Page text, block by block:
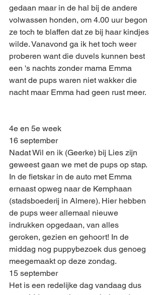
gedaan maar in de hal bij de andere
volwassen honden, om 4.00 uur begon
ze toch te blaffen dat ze bij haar kindjes
wilde. Vanavond ga ik het toch weer
proberen want die duvels kunnen best
een 's nachts zonder mama Emma
want de pups waren niet wakker die
nacht maar Emma had geen rust meer.
4e en 5e week
16 september
Nadat Wil en ik (Geerke) bij Lies zijn
geweest gaan we met de pups op stap.
In de fietskar in de auto met Emma
ernaast opweg naar de Kemphaan
(stadsboederij in Almere). Hier hebben
de pups weer allemaal nieuwe
indrukken opgedaan, van alles
geroken, gezien en gehoort! In de
middag nog puppybezoek dus genoeg
meegemaakt op deze zondag.
15 september
Het is een redelijke dag vandaag dus